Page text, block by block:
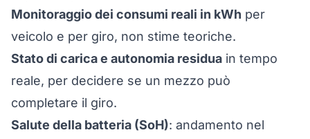
Monitoraggio dei consumi reali in kWh per
veicolo e per giro, non stime teoriche.
Stato di carica e autonomia residua in tempo
reale, per decidere se un mezzo può
completare il giro.
Salute della batteria (SoH): andamento nel